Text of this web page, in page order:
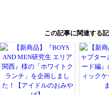
共
有
この記事に関連する